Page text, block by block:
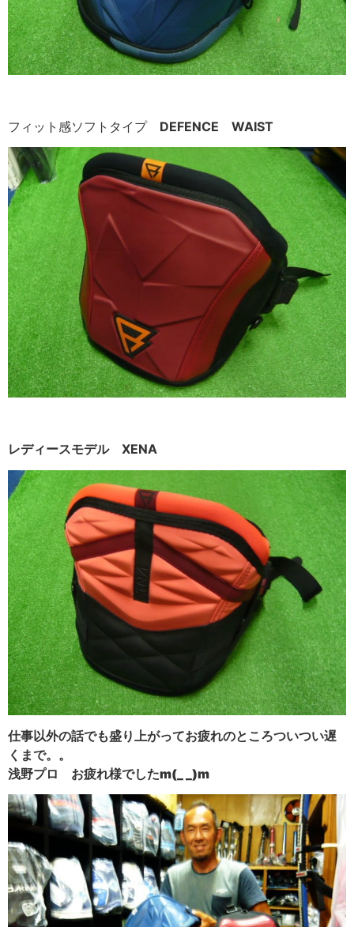
フィット感ソフトタイプ DEFENCE WAIST
レディースモデル XENA
仕事以外の話でも盛り上がってお疲れのところついつい遅
くまで。。
浅野プロ お疲れ様でしたm(_ _)m